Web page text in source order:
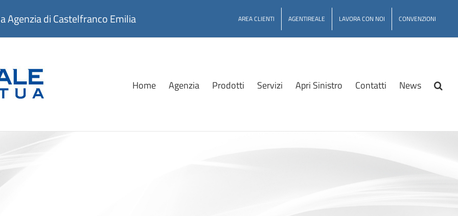
Agenzia di Castelfranco Emilia AREA CLIENTI AGENTIREALE LAVORA CON NOI CONVENZIONI
Home Agenzia Prodotti Servizi Apri Sinistro Contatti News